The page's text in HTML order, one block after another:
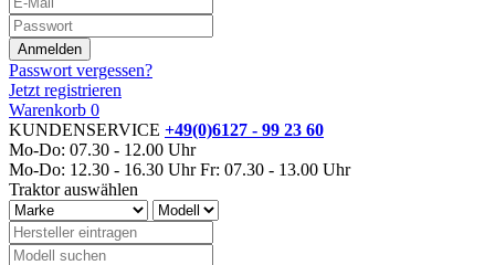
Passwort vergessen?
Jetzt registrieren
Warenkorb 0
KUNDENSERVICE +49(0)6127 - 99 23 60
Mo-Do: 07.30 - 12.00 Uhr
Mo-Do: 12.30 - 16.30 Uhr Fr: 07.30 - 13.00 Uhr
Traktor auswählen